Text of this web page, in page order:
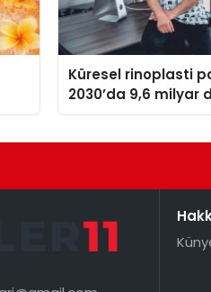
Küresel rinoplasti
2030’da 9,6 milyar
ulaşması